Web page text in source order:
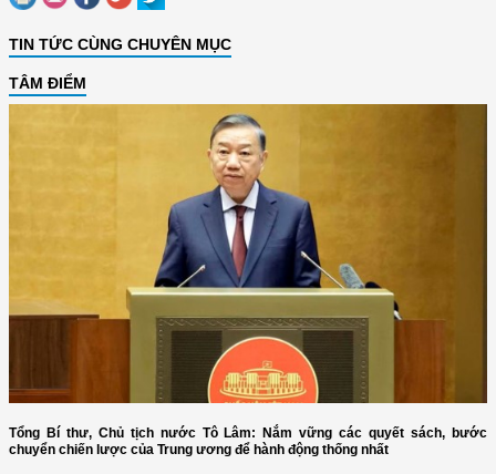
TIN TỨC CÙNG CHUYÊN MỤC
TÂM ĐIỂM
Tổng Bí thư, Chủ tịch nước Tô Lâm: Nắm vững các quyết sách, bước
chuyển chiến lược của Trung ương để hành động thống nhất